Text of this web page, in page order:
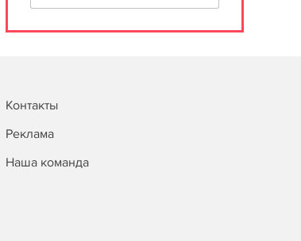
Контакты
Реклама
Наша команда